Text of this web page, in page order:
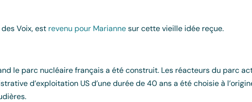
Voix, est revenu pour Marianne sur cette vieille idée reçue.
le parc nucléaire français a été construit. Les réacteurs du parc
d’exploitation US d’une durée de 40 ans a été choisie à